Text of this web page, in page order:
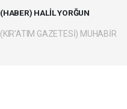
(HABER) HALİL YORĞUN
(KIR'ATIM GAZETESİ) MUHABİR